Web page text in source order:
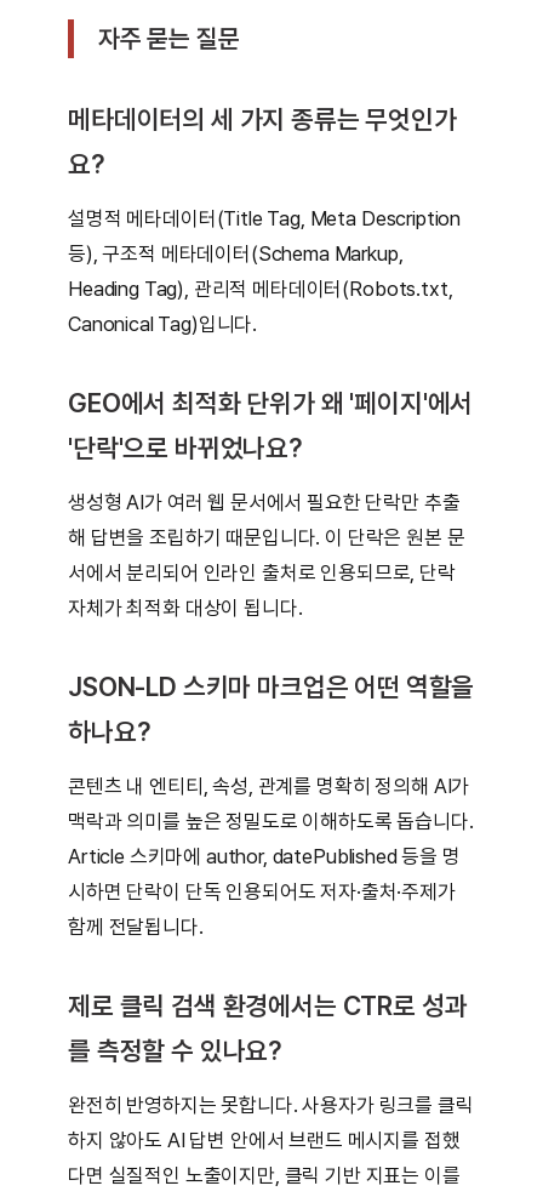
자주 묻는 질문
메타데이터의 세 가지 종류는 무엇인가
요?
설명적 메타데이터(Title Tag, Meta Description
등), 구조적 메타데이터(Schema Markup,
Heading Tag), 관리적 메타데이터(Robots.txt,
Canonical Tag)입니다.
GEO에서 최적화 단위가 왜 '페이지'에서
'단락'으로 바뀌었나요?
생성형 AI가 여러 웹 문서에서 필요한 단락만 추출
해 답변을 조립하기 때문입니다. 이 단락은 원본 문
서에서 분리되어 인라인 출처로 인용되므로, 단락
자체가 최적화 대상이 됩니다.
JSON-LD 스키마 마크업은 어떤 역할을
하나요?
콘텐츠 내 엔티티, 속성, 관계를 명확히 정의해 AI가
맥락과 의미를 높은 정밀도로 이해하도록 돕습니다.
Article 스키마에 author, datePublished 등을 명
시하면 단락이 단독 인용되어도 저자·출처·주제가
함께 전달됩니다.
제로 클릭 검색 환경에서는 CTR로 성과
를 측정할 수 있나요?
완전히 반영하지는 못합니다. 사용자가 링크를 클릭
하지 않아도 AI 답변 안에서 브랜드 메시지를 접했
다면 실질적인 노출이지만, 클릭 기반 지표는 이를